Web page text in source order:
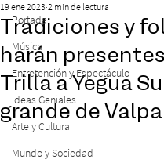
Portada
Música
Entretención y Espectáculo
Ideas Geniales
Arte y Cultura
Mundo y Sociedad
Tradiciones y
harán
Trilla a Yegua
grande de
19 ene 2023 2 min de lectura